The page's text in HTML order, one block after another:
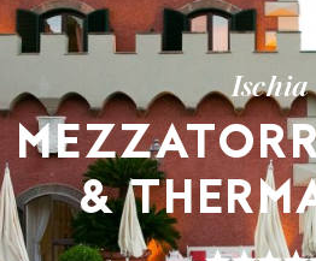
Ischia
&